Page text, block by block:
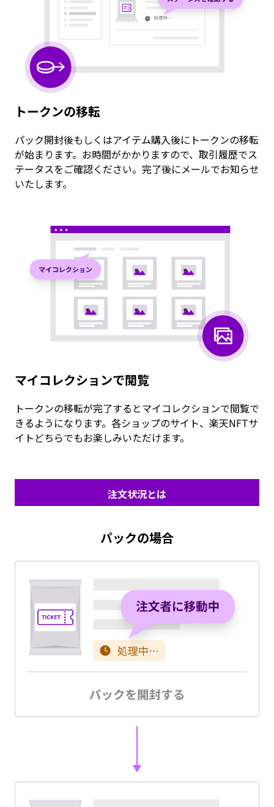
トークンの移転
パック開封後もしくはアイテム購入後にトークンの移転
が始まります。お時間がかかりますので、取引履歴でス
テータスをご確認ください。完了後にメールでお知らせ
いたします。
マイコレクションで閲覧
トークンの移転が完了するとマイコレクションで閲覧で
きるようになります。各ショップのサイト、楽天NFTサ
イトどちらでもお楽しみいただけます。
注文状況とは
パックの場合